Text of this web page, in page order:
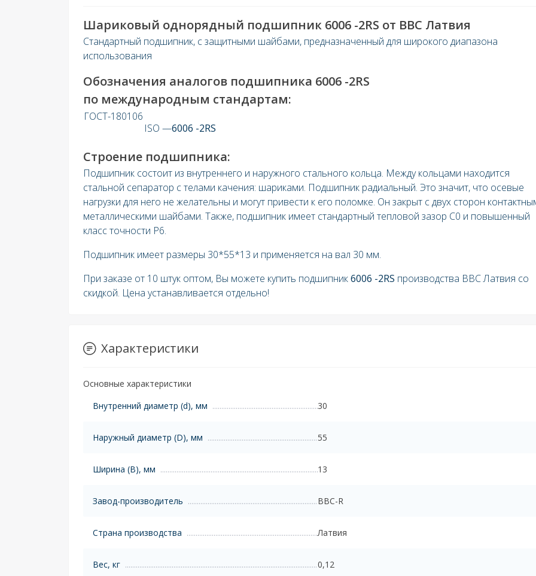
Шариковый однорядный подшипник 6006 -2RS от BBC Латвия
Стандартный подшипник, с защитными шайбами, предназначенный для широкого диапазона
использования
Обозначения аналогов подшипника 6006 -2RS
по международным стандартам:
ГОСТ-180106
ISO —6006 -2RS
Строение подшипника:
Подшипник состоит из внутреннего и наружного стального кольца. Между кольцами находится
стальной сепаратор с телами качения: шариками. Подшипник радиальный. Это значит, что осевые
нагрузки для него не желательны и могут привести к его поломке. Он закрыт с двух сторон
металлическими шайбами. Также, подшипник имеет стандартный тепловой зазор C0 и повышенный
класс точности P6.
Подшипник имеет размеры 30*55*13 и применяется на вал 30 мм.
При заказе от 10 штук оптом, Вы можете купить подшипник6006 -2RS производства BBC Латвия со
скидкой. Цена устанавливается отдельно!
Характеристики
Основные характеристики
Внутренний диаметр (d), мм
30
Наружный диаметр (D), мм 55
Ширина (B), мм 13
Завод-производитель BBC-R
Страна производства Латвия
Вес, кг 0,12